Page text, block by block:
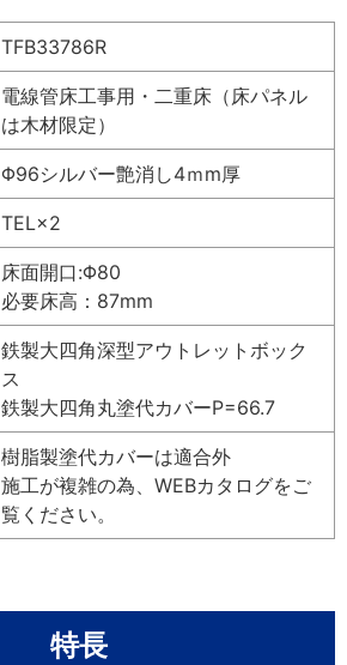
TFB33786R
電線管床工事用・二重床（床パネル
は木材限定）
Φ96シルバー艶消し4ｍm厚
TEL×2
床面開口:Φ80
必要床高：87mm
鉄製大四角深型アウトレットボック
ス
鉄製大四角丸塗代カバーP=66.7
樹脂製塗代カバーは適合外
施工が複雑の為、WEBカタログをご
覧ください。
特長